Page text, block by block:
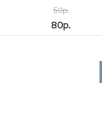
50р.
80р.